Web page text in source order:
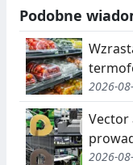
Podobne
2026-
Vector
2026-